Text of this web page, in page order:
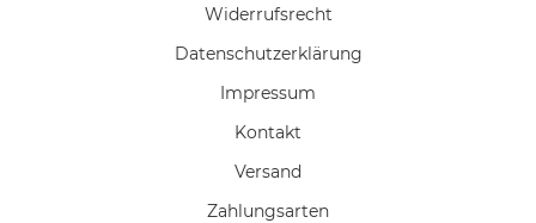
Widerrufs­recht
Daten­schutz­erklärung
Impressum
Kontakt
Versand
Zahlungsarten